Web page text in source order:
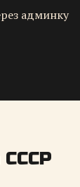
админку
СССР